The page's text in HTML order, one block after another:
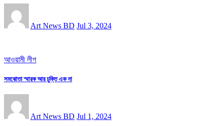
Art News BD Jul 3, 2024
আওয়ামী লীগ
সমঝোতা স্মারক আর চুক্তি এক না
Art News BD Jul 1, 2024